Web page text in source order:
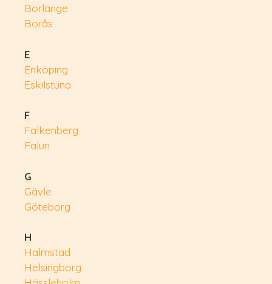
Borlänge
Borås
E
Enköping
Eskilstuna
F
Falkenberg
Falun
G
Gävle
Göteborg
H
Halmstad
Helsingborg